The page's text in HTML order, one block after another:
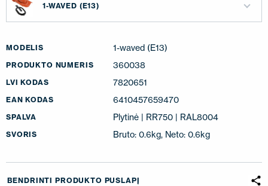
1-WAVED (E13)
MODELIS 1-waved (E13)
PRODUKTO NUMERIS 360038
LVI KODAS 7820651
EAN KODAS 6410457659470
SPALVA Plytinė | RR750 | RAL8004
SVORIS Bruto: 0.6kg, Neto: 0.6kg
BENDRINTI PRODUKTO PUSLAPĮ